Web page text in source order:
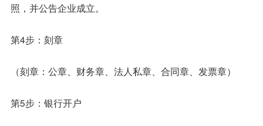
照，并公告企业成立。
第4步：刻章
（刻章：公章、财务章、法人私章、合同章、发票章）
第5步：银行开户